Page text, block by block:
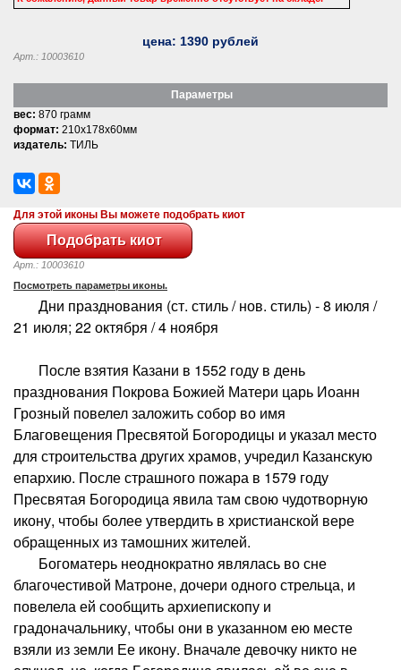
цена: 1390 рублей
Арт.: 10003610
Параметры
вес: 870 грамм
формат: 210x178x60мм
издатель: ТИЛЬ
Для этой иконы Вы можете подобрать киот
Арт.: 10003610
Посмотреть параметры иконы.
Дни празднования (ст. стиль / нов. стиль) - 8 июля /
21 июля; 22 октября / 4 ноября
После взятия Казани в 1552 году в день
празднования Покрова Божией Матери царь Иоанн
Грозный повелел заложить собор во имя
Благовещения Пресвятой Богородицы и указал место
для строительства других храмов, учредил Казанскую
епархию. После страшного пожара в 1579 году
Пресвятая Богородица явила там свою чудотворную
икону, чтобы более утвердить в христианской вере
обращенных из тамошних жителей.
Богоматерь неоднократно являлась во сне
благочестивой Матроне, дочери одного стрельца, и
повелела ей сообщить архиепископу и
градоначальнику, чтобы они в указанном ею месте
взяли из земли Ее икону. Вначале девочку никто не